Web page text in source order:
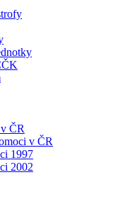
ČR
v ČR
1997
2002